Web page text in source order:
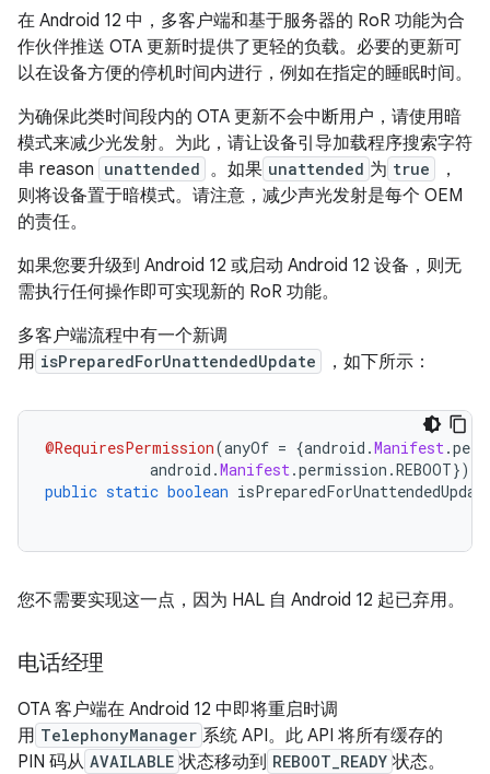
在 Android 12 中，多客户端和基于服务器的 RoR 功能为合
作伙伴推送 OTA 更新时提供了更轻的负载。必要的更新可
以在设备方便的停机时间内进行，例如在指定的睡眠时间。
为确保此类时间段内的 OTA 更新不会中断用户，请使用暗
模式来减少光发射。为此，请让设备引导加载程序搜索字符
串 reason unattended 。如果 unattended 为 true
，
则将设备置于暗模式。请注意，减少声光发射是每个 OEM
的责任。
如果您要升级到 Android 12 或启动 Android 12 设备，则无
需执行任何操作即可实现新的 RoR 功能。
多客户端流程中有一个新调
用 isPreparedForUnattendedUpdate ，如下所示：
@RequiresPermission(anyOf = {android .Manifest.
android .Manifest.permission .REBOOT})
public static boolean
您不需要实现这一点，因为 HAL 自 Android 12 起已弃用。
电话经理
OTA 客户端在 Android 12 中即将重启时调
用 TelephonyManager 系统 API。此 API 将所有缓存的
PIN 码从 AVAILABLE 状态移动到 REBOOT_READY 状态。